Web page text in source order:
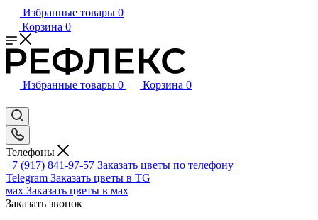
Избранные товары 0
Корзина 0
Избранные товары 0 Корзина 0
Телефоны
+7 (917) 841-97-57 Заказать цветы по телефону
Telegram Заказать цветы в TG
мах Заказать цветы в мах
Заказать звонок